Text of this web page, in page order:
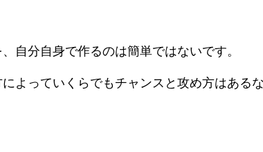
自分自身で作るのは簡単ではないです。
よっていくらでもチャンスと攻め方はある